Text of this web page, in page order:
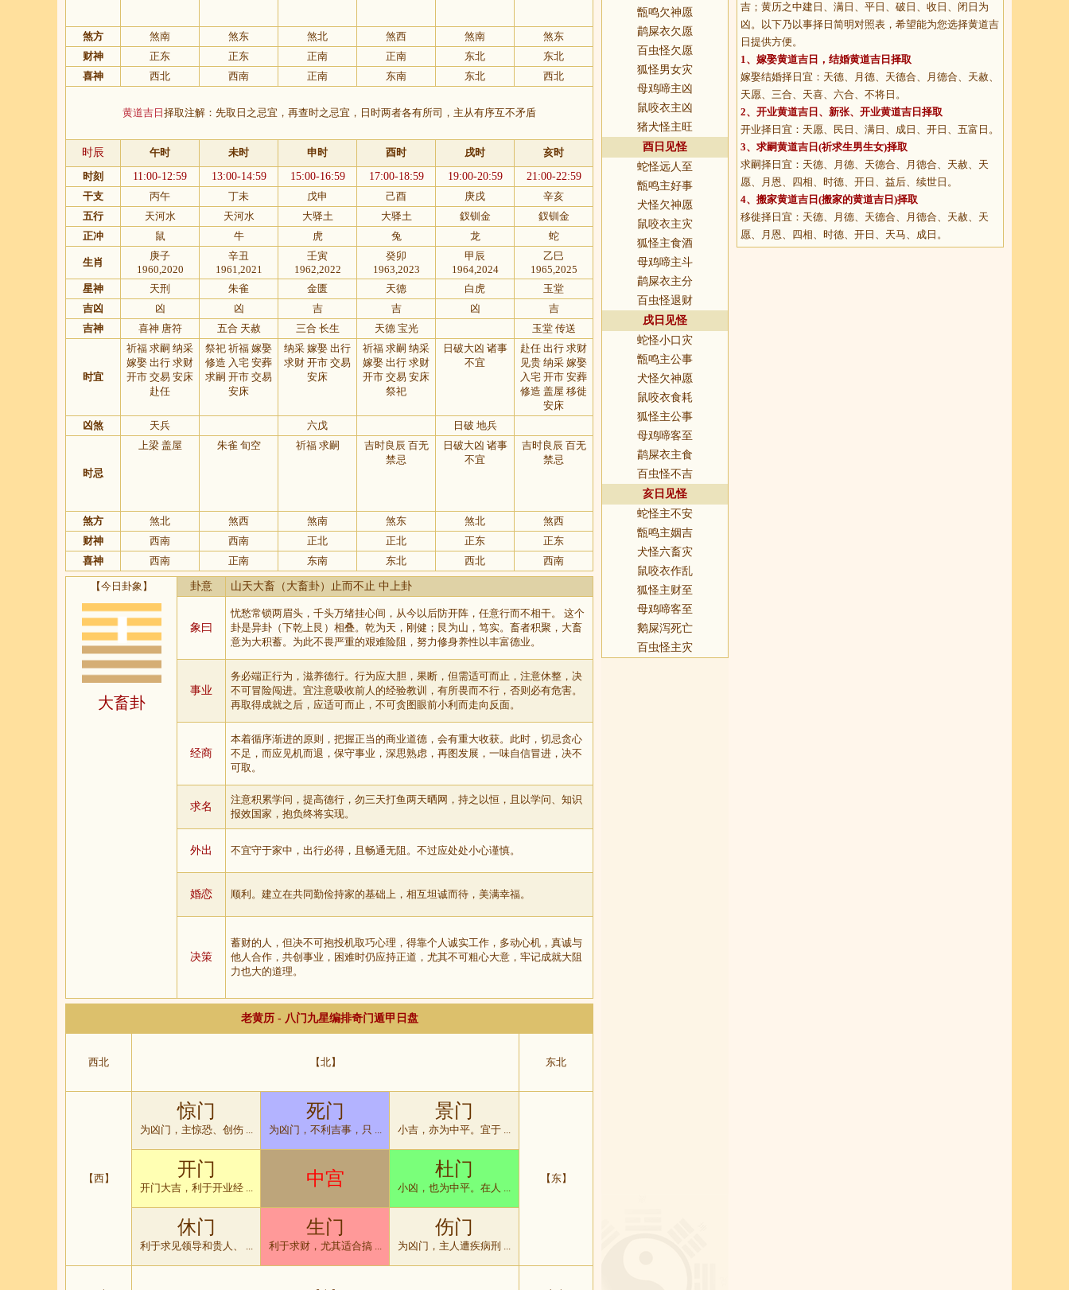
煞方 煞南 煞东 煞北 煞西 煞南
煞东
财神
正东 正东 正南 正南 东北
东北
喜神
西北 西南 正南 东南 东北 西北
黄道吉日 择取注解：先取日之忌宜，再查时之忌宜，日时两者各有所司，主从有序互不矛盾
时辰 午时 未时 申时 酉时 戌时
亥时
时刻
11:00-12:59 13:00-14:59 15:00-16:59 17:00-18:59 19:00-20:59
21:00-22:59
干支
丙午 丁未 戊申 己酉 庚戌
辛亥
五行
天河水 天河水 大驿土 大驿土 釵钏金
釵钏金
正冲
鼠 牛 虎 兔 龙 蛇
生肖
庚子
1960,2020
辛丑
1961,2021
壬寅
1962,2022
癸卯
1963,2023
甲辰
1964,2024
乙巳
1965,2025
星神
天刑 朱雀 金匮 天德 白虎
玉堂
吉凶
凶 凶 吉 吉 凶
吉
吉神
喜神 唐符 五合 天赦 三合 长生 天德 宝光 玉堂 传送
时宜
祈福 求嗣 纳采
嫁娶 出行 求财
开市 交易 安床
赴任
祭祀 祈福 嫁娶
修造 入宅 安葬
求嗣 开市 交易
安床
纳采 嫁娶 出行
求财 开市 交易
安床
祈福 求嗣 纳采
嫁娶 出行 求财
开市 交易 安床
祭祀
日破大凶 诸事
不宜
赴任 出行 求财
见贵 纳采 嫁娶
入宅 开市 安葬
修造 盖屋 移徙
安床
凶煞
天兵 六戊 日破 地兵
时忌
上梁 盖屋 朱雀 旬空 祈福 求嗣
吉时良辰 百无
禁忌
日破大凶 诸事
不宜
吉时良辰 百无
禁忌
煞方 煞北 煞西 煞南 煞东 煞北
煞西
财神
西南 西南 正北 正北 正东
正东
喜神
西南 正南 东南 东北 西北 西南
【今日卦象】
大畜卦
卦意 山天大畜（大畜卦）止而不止 中上卦
象曰
忧愁常锁两眉头，千头万绪挂心间，从今以后防开阵，任意行而不相干。 这个
卦是异卦（下乾上艮）相叠。乾为天，刚健；艮为山，笃实。畜者积聚，大畜
意为大积蓄。为此不畏严重的艰难险阻，努力修身养性以丰富德业。
事业
务必端正行为，滋养德行。行为应大胆，果断，但需适可而止，注意休整，决
不可冒险闯进。宜注意吸收前人的经验教训，有所畏而不行，否则必有危害。
再取得成就之后，应适可而止，不可贪图眼前小利而走向反面。
经商
本着循序渐进的原则，把握正当的商业道德，会有重大收获。此时，切忌贪心
不足，而应见机而退，保守事业，深思熟虑，再图发展，一味自信冒进，决不
可取。
求名
注意积累学问，提高德行，勿三天打鱼两天晒网，持之以恒，且以学问、知识
报效国家，抱负终将实现。
外出 不宜守于家中，出行必得，且畅通无阻。不过应处处小心谨慎。
婚恋 顺利。建立在共同勤俭持家的基础上，相互坦诚而待，美满幸福。
决策
蓄财的人，但决不可抱投机取巧心理，得靠个人诚实工作，多动心机，真诚与
他人合作，共创事业，困难时仍应持正道，尤其不可粗心大意，牢记成就大阻
力也大的道理。
老黄历 - 八门九星编排奇门遁甲日盘
西北 【北】 东北
【西】
惊门
为凶门，主惊恐、创伤 ...
死门
为凶门，不利吉事，只 ...
景门
小吉，亦为中平。宜于 ...
【东】
开门
开门大吉，利于开业经 ... 中宫 杜门
小凶，也为中平。在人 ...
休门
利于求见领导和贵人、 ...
生门
利于求财，尤其适合搞 ...
伤门
为凶门，主人遭疾病刑 ...
甑鸣欠神愿
鹋屎衣欠愿
百虫怪欠愿
狐怪男女灾
母鸡啼主凶
鼠咬衣主凶
猪犬怪主旺
酉日见怪
蛇怪远人至
甑鸣主好事
犬怪欠神愿
鼠咬衣主灾
狐怪主食酒
母鸡啼主斗
鹋屎衣主分
百虫怪退财
戌日见怪
蛇怪小口灾
甑鸣主公事
犬怪欠神愿
鼠咬衣食耗
狐怪主公事
母鸡啼客至
鹋屎衣主食
百虫怪不吉
亥日见怪
蛇怪主不安
甑鸣主姻吉
犬怪六畜灾
鼠咬衣作乱
狐怪主财至
母鸡啼客至
鹅屎泻死亡
百虫怪主灾
吉；黄历之中建日、满日、平日、破日、收日、闭日为
凶。以下乃以事择日简明对照表，希望能为您选择黄道吉
日提供方便。
1、 嫁娶黄道吉日 ，结婚黄道吉日择取
嫁娶结婚择日宜：天德、月德、天德合、月德合、天赦、
天愿、三合、天喜、六合、不将日。
2、 开业黄道吉日 、新张、开业黄道吉日择取
开业择日宜：天愿、民日、满日、成日、开日、五富日。
3、 求嗣黄道吉日 (祈求生男生女)择取
求嗣择日宜：天德、月德、天德合、月德合、天赦、天
愿、月恩、四相、时德、开日、益后、续世日。
4、 搬家黄道吉日 (搬家的黄道吉日)择取
移徙择日宜：天德、月德、天德合、月德合、天赦、天
愿、月恩、四相、时德、开日、天马、成日。